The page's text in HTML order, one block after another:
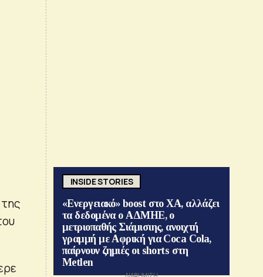
INSIDE STORIES
«Ενεργειακό» boost στο ΧΑ, αλλάζει
τα δεδομένα ο ΑΔΜΗΕ, ο
μετριοπαθής Σιάμισιης, ανοιχτή
γραμμή με Αφρική για Coca Cola,
παίρνουν ζημιές οι shorts στη
Metlen